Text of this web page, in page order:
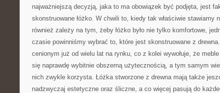
najważniejszą decyzją, jaka to ma obowiązek być podjęta, jest
skonstruowane łóżko. W chwili to, kiedy tak właściwie stawiamy
również zależy na tym, żeby łóżko było nie tylko komfortowe,
czasie powinniśmy wybrać to, które jest skonstruowane z
cenionym już od wielu lat na rynku, co z kolei wywołuje, że
się naprawdę wybitnie obszerną użytecznością, a tym samym
nich zwykle korzysta. Łóżka stworzone z drewna mają także
nadzwyczaj estetyczne oraz śliczne, a co więcej pasują do